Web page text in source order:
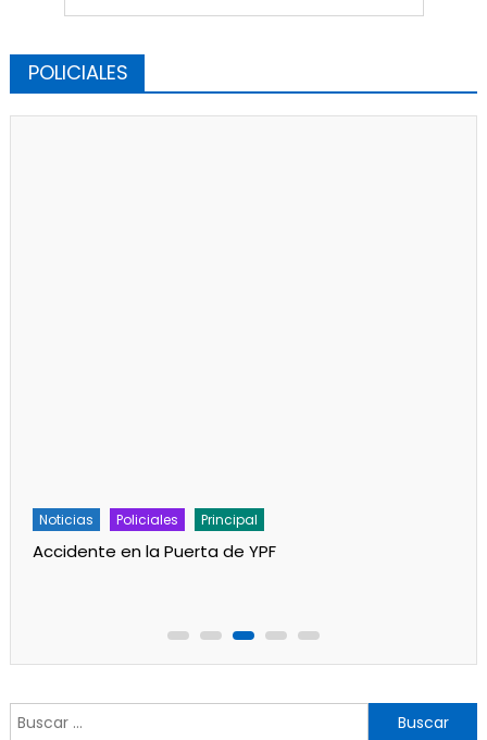
POLICIALES
Noticias Policiales Principal
Accidente en la Puerta de YPF
Buscar: